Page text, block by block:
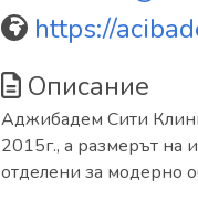
https://
Описание
Аджибадем Сити
2015г., a размерът на
отделени за модерно